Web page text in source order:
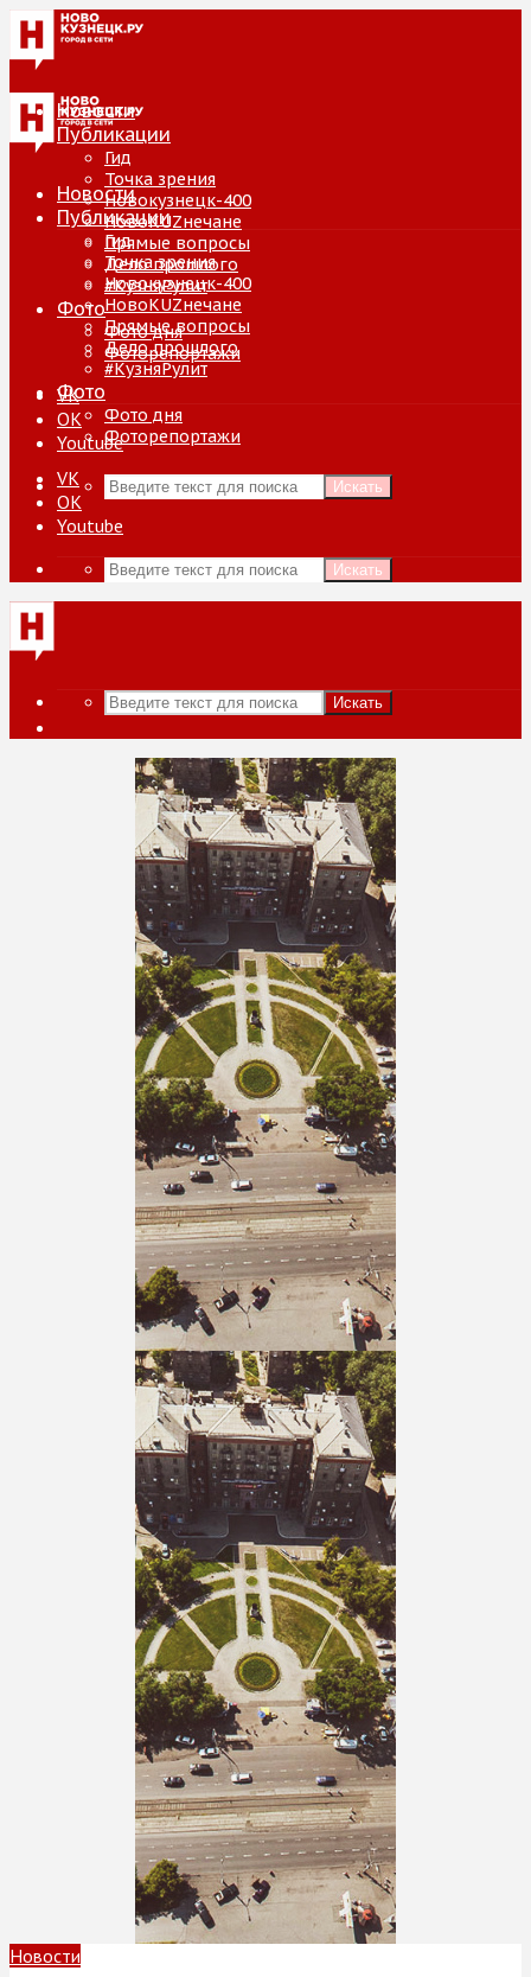
Новости
Публикации
Гид
Точка зрения
Новокузнецк-400
НовоKUZнечане
Прямые вопросы
Дело прошлого
#КузняРулит
Фото
Фото дня
Фоторепортажи
VK
ОК
Youtube
Искать
Новости
Публикации
Гид
Точка зрения
Новокузнецк-400
НовоKUZнечане
Прямые вопросы
Дело прошлого
#КузняРулит
Фото
Фото дня
Фоторепортажи
VK
ОК
Youtube
Искать
Искать
Новости